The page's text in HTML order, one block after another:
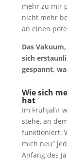
mehr zu mir
nicht mehr
an einen
Das
sich
gespannt,
Wie sich
hat
Im Frühjahr
stehe, an
funktioniert.
mich neu“
Anfang des